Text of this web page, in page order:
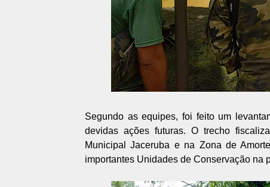
Segundo as equipes, foi feito um
devidas ações futuras. O trecho
Municipal Jaceruba e na Zona de
importantes Unidades de Conservação na